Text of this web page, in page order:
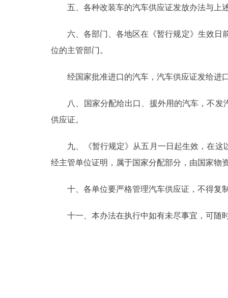
五、各种改装车的汽车供应证发放办法与上
六、各部门、各地区在《暂行规定》生效日前
位的主管部门。
经国家批准进口的汽车，汽车供应证发给进
八、国家分配给出口、援外用的汽车，不发
供应证。
九、《暂行规定》从五月一日起生效，在这
经主管单位证明，属于国家分配部分，由国家物
十、各单位要严格管理汽车供应证，不得复
十一、本办法在执行中如有未尽事宜，可随